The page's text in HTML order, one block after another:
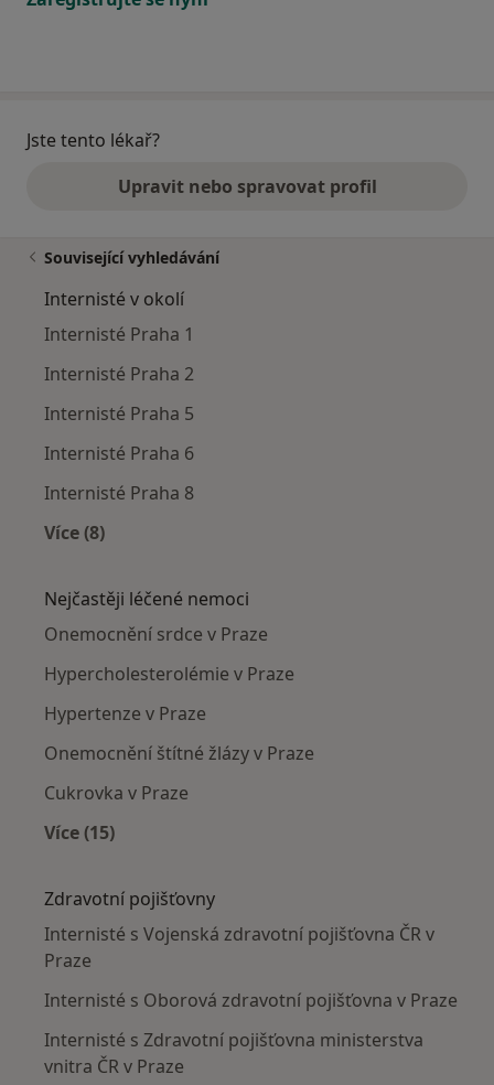
Jste tento lékař?
Upravit nebo spravovat profil
Související vyhledávání
Internisté v okolí
Internisté Praha 1
Internisté Praha 2
Internisté Praha 5
Internisté Praha 6
Internisté Praha 8
Více (8)
Nejčastěji léčené nemoci
Onemocnění srdce v Praze
Hypercholesterolémie v Praze
Hypertenze v Praze
Onemocnění štítné žlázy v Praze
Cukrovka v Praze
Více (15)
Zdravotní pojišťovny
Internisté s Vojenská zdravotní pojišťovna ČR v
Praze
Internisté s Oborová zdravotní pojišťovna v Praze
Internisté s Zdravotní pojišťovna ministerstva
vnitra ČR v Praze